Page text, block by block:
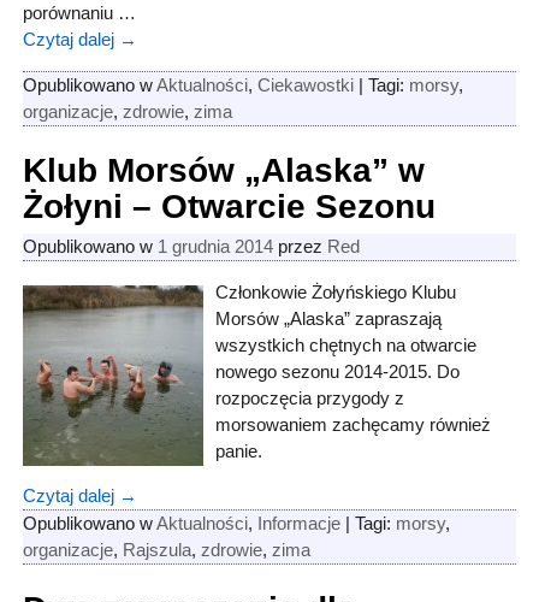
porównaniu …
Czytaj dalej →
Opublikowano w Aktualności, Ciekawostki| Tagi: morsy,
organizacje, zdrowie, zima
Klub Morsów „Alaska” w
Żołyni – Otwarcie Sezonu
Opublikowano w 1 grudnia 2014 przez Red
Członkowie Żołyńskiego Klubu
Morsów „Alaska” zapraszają
wszystkich chętnych na otwarcie
nowego sezonu 2014-2015. Do
rozpoczęcia przygody z
morsowaniem zachęcamy również
panie.
Czytaj dalej →
Opublikowano w Aktualności, Informacje| Tagi: morsy,
organizacje, Rajszula, zdrowie, zima